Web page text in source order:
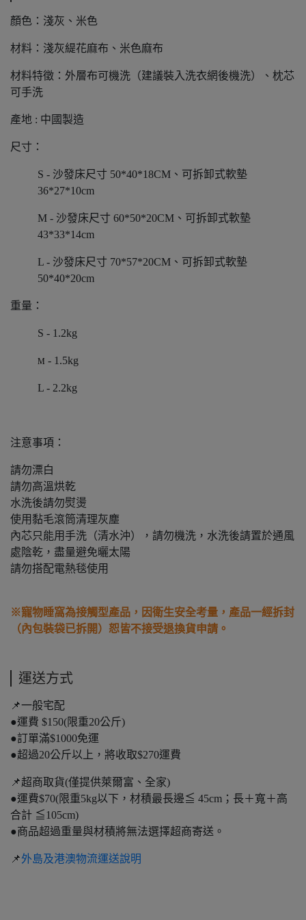
顏色：淺灰、米色
材料：淺灰緹花麻布、米色麻布
材料特徵：外層布可機洗（建議裝入洗衣網後機洗）、枕芯
可手洗
產地 : 中國製造
尺寸：
S - 沙發床尺寸 50*40*18CM、可拆卸式軟墊
36*27*10cm
M - 沙發床尺寸 60*50*20CM、可拆卸式軟墊
43*33*14cm
L - 沙發床尺寸 70*57*20CM、可拆卸式軟墊
50*40*20cm
重量：
S - 1.2kg
M - 1.5kg
L - 2.2kg
注意事項：
請勿漂白
請勿高溫烘乾
水洗後請勿熨燙
使用黏毛滾筒清理灰塵
內芯只能用手洗（清水沖），請勿機洗，水洗後請置於通風
處陰乾，盡量避免曬太陽
請勿搭配電熱毯使用
※寵物睡窩為接觸型產品，因衛生安全考量，產品一經拆封
（內包裝袋已拆開）恕皆不接受退換貨申請。
運送方式
📌一般宅配
●運費 $150(限重20公斤)
●訂單滿$1000免運
●超過20公斤以上，將收取$270運費
📌超商取貨(僅提供萊爾富、全家)
●運費$70(限重5kg以下，材積最長邊≦ 45cm；長＋寬＋高
合計 ≦105cm)
●商品超過重量與材積將無法選擇超商寄送。
📌外島及港澳物流運送說明